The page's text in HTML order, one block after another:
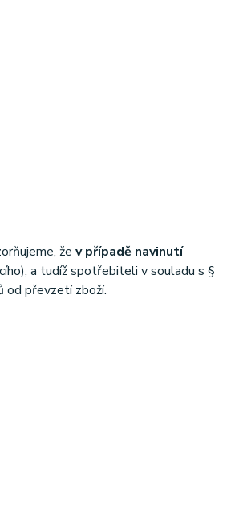
že v případě navinutí
a tudíž spotřebiteli v souladu s §
převzetí zboží.